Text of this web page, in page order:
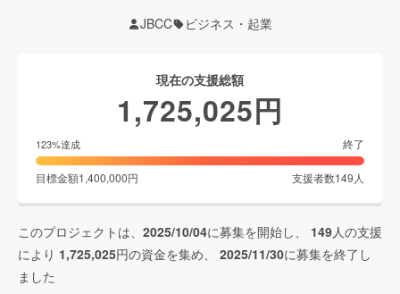
JBCC ビジネス・起業
現在の支援総額
1,725,025円
123%達成 終了
目標金額1,400,000円 支援者数149人
このプロジェクトは、 2025/10/04に募集を開始し、 149人の支援
により 1,725,025円の資金を集め、 2025/11/30に募集を終了し
ました